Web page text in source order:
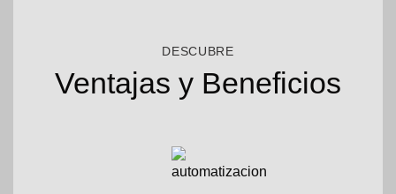
DESCUBRE
Ventajas y Beneficios